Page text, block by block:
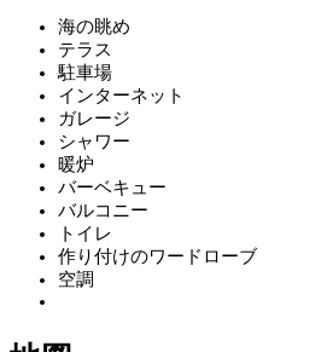
海の眺め
テラス
駐車場
インターネット
ガレージ
シャワー
暖炉
バーベキュー
バルコニー
トイレ
作り付けのワードローブ
空調